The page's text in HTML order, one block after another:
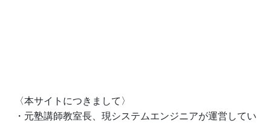
〈本サイトにつきまして〉
・元塾講師教室長、現システムエンジニアが運営してい